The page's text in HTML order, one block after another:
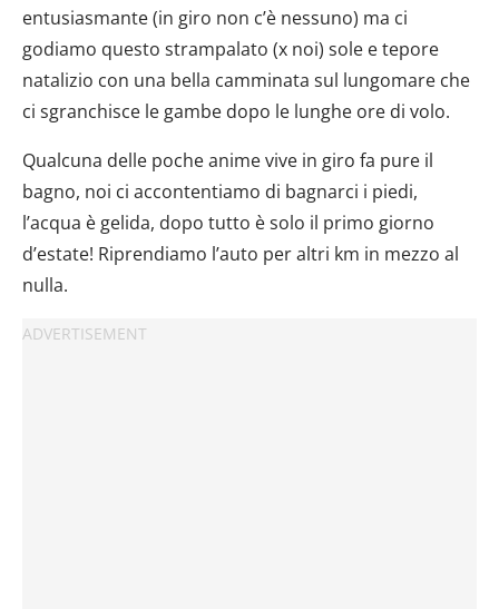
entusiasmante (in giro non c’è nessuno) ma ci
godiamo questo strampalato (x noi) sole e tepore
natalizio con una bella camminata sul lungomare che
ci sgranchisce le gambe dopo le lunghe ore di volo.
Qualcuna delle poche anime vive in giro fa pure il
bagno, noi ci accontentiamo di bagnarci i piedi,
l’acqua è gelida, dopo tutto è solo il primo giorno
d’estate! Riprendiamo l’auto per altri km in mezzo al
nulla.